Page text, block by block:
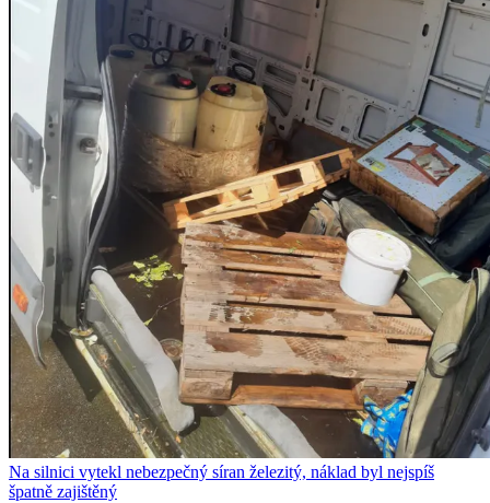
Na silnici vytekl nebezpečný síran železitý, náklad byl nejspíš
špatně zajištěný